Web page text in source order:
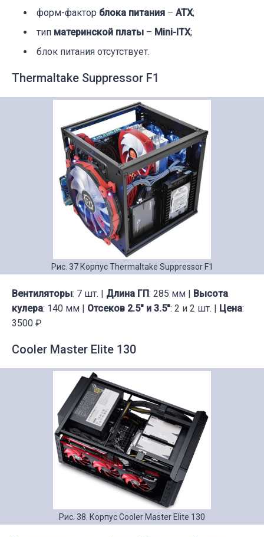
форм-фактор блока питания – ATX;
тип материнской платы – Mini-ITX;
блок питания отсутствует.
Thermaltake Suppressor F1
Рис. 37 Корпус Thermaltake Suppressor F1
Вентиляторы: 7 шт. | Длина ГП: 285 мм | Высота
кулера: 140 мм | Отсеков 2.5" и 3.5": 2 и 2 шт. | Цена:
3500 ₽
Cooler Master Elite 130
Рис. 38. Корпус Cooler Master Elite 130